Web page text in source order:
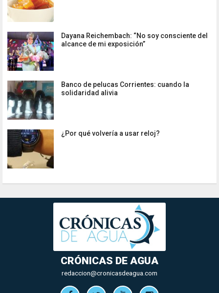
Dayana Reichembach: “No soy consciente del
alcance de mi exposición”
Banco de pelucas Corrientes: cuando la
solidaridad alivia
¿Por qué volvería a usar reloj?
CRÓNICAS DE AGUA
redaccion@cronicasdeagua.com